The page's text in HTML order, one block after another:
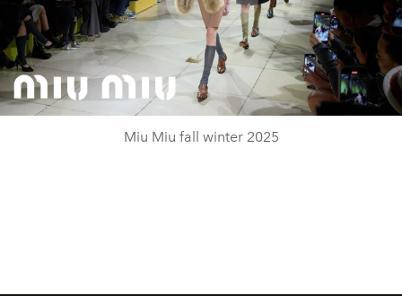
Play
Video
Miu Miu fall winter 2025